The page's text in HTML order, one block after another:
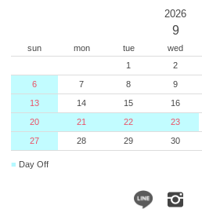
2026
9
sun mon tue wed
1
2
6
7 8 9
13
14 15 16
20
21 22 23
27
28 29 30
■ Day Off